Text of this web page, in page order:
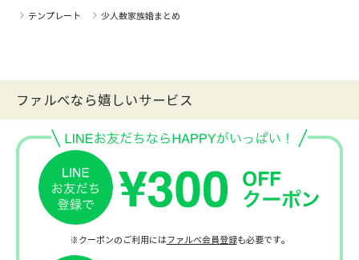
テンプレート 少人数家族婚まとめ
ファルべなら嬉しいサービス
※クーポンのご利用にはファルベ会員登録も必要です。